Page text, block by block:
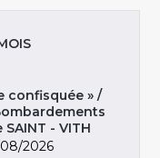
confisquée » /
SAINT - VITH
2026